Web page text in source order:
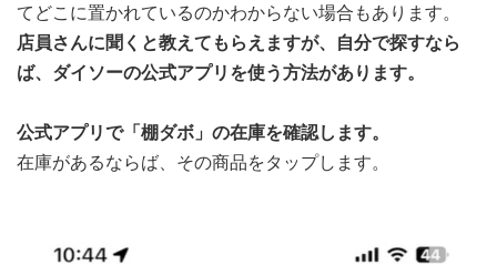
てどこに置かれているのかわからない場合もあります。
店員さんに聞くと教えてもらえますが、自分で探すなら
ば、ダイソーの公式アプリを使う方法があります。
公式アプリで「棚ダボ」の在庫を確認します。
在庫があるならば、その商品をタップします。